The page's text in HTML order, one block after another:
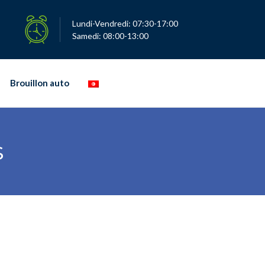
Lundi-Vendredi: 07:30-17:00
Samedi: 08:00-13:00
Brouillon auto